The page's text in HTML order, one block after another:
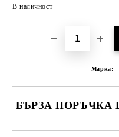
В наличност
Марка:
БЪРЗА ПОРЪЧКА